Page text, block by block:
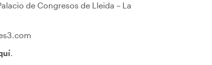
de Congresos de Lleida – La
.